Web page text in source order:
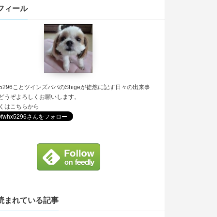
ィール
ことツインズパパのShigeが徒然に記す日々の出来事
うぞよろしくお願いします。
はこちらから
まれている記事